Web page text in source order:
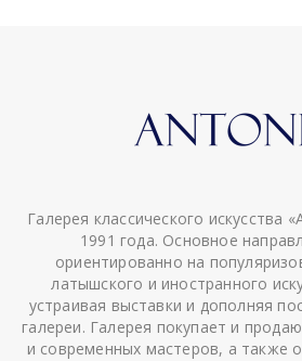
Галерея классического искусства
1991 года. Основное
ориентированно на
латышского и иностранного
устраивая выставки и дополняя
галереи. Галерея покупает и
и современных мастеров, а также